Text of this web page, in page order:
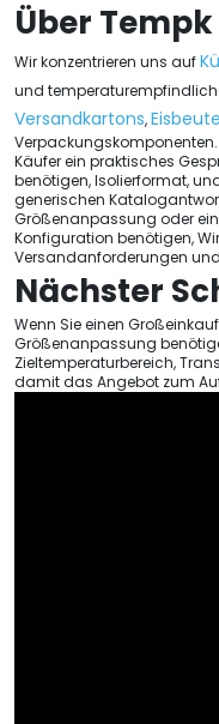
Über Tempk
Wir konzentrieren uns auf
und
Versandkartons,
Käufer ein praktisches
benötigen, Isolierformat,
generischen
Größenanpassung oder
Konfiguration benötigen,
Versandanforderungen
Nächster
Wenn Sie einen
Größenanpassung
Zieltemperaturbereich,
damit das Angebot zum